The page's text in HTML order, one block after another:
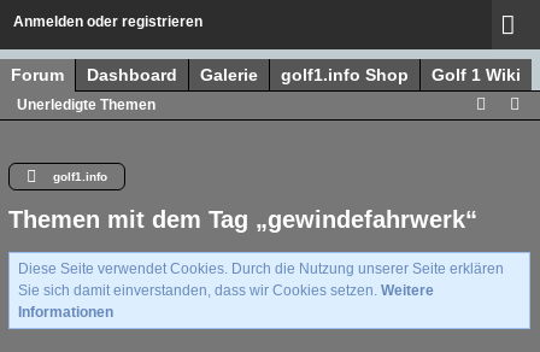
Anmelden oder registrieren
Forum Dashboard Galerie golf1.info Shop Golf 1 Wiki
Unerledigte Themen
golf1.info
Themen mit dem Tag „gewindefahrwerk“
Diese Seite verwendet Cookies. Durch die Nutzung unserer Seite erklären
Sie sich damit einverstanden, dass wir Cookies setzen. Weitere
Informationen